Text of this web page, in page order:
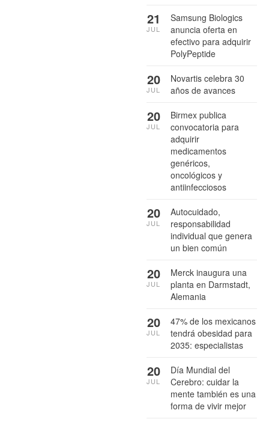
Samsung Biologics
anuncia oferta en
efectivo para adquirir
PolyPeptide
21
JUL
Novartis celebra 30
años de avances
20
JUL
Birmex publica
convocatoria para
adquirir
medicamentos
genéricos,
oncológicos y
antiinfecciosos
20
JUL
Autocuidado,
responsabilidad
individual que genera
un bien común
20
JUL
Merck inaugura una
planta en Darmstadt,
Alemania
20
JUL
47% de los mexicanos
tendrá obesidad para
2035: especialistas
20
JUL
Día Mundial del
Cerebro: cuidar la
mente también es una
forma de vivir mejor
20
JUL